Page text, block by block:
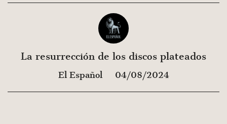
La resurrección de los discos plateados
El Español 04/08/2024